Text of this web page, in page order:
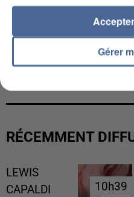
LES DONNÉES DE 300
RÉCEMMENT
LEWIS
CAPALDI
10h39
10h39
Gérer